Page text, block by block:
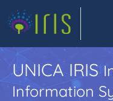
UNICA IRIS
Information